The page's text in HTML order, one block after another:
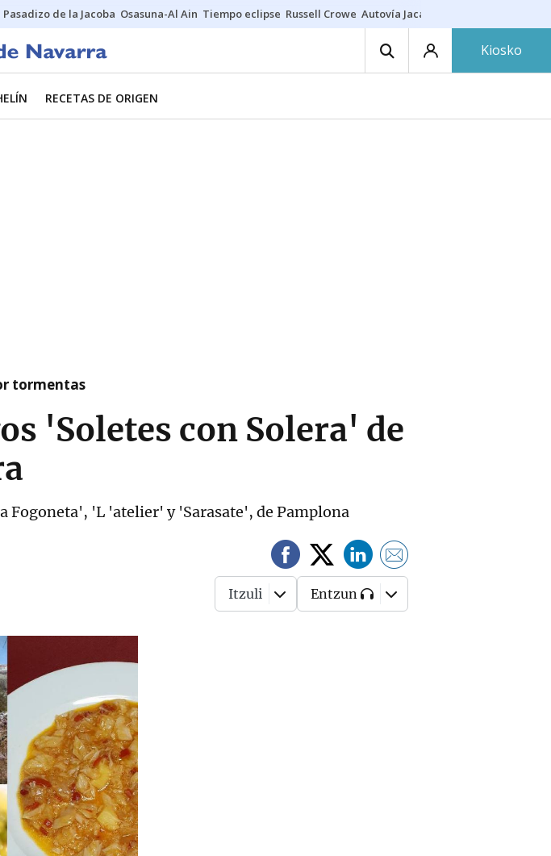
Pasadizo de la Jacoba Osasuna-Al Ain Tiempo eclipse Russell Crowe Autovía Jaca
Kiosko
RECETAS DE ORIGEN
tormentas
'Soletes con Solera' de
Fogoneta', 'L 'atelier' y 'Sarasate', de Pamplona
Itzuli Entzun